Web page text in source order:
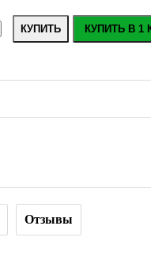
КУПИТЬ КУПИТЬ В 1
Отзывы